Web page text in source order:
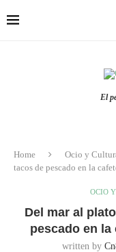
El
Home Ocio y
tacos de pescado en la
OCIO
Del mar al
pescado en la
written by